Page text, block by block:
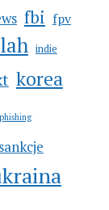
fbi fpv
indie
korea
phishing
sankcje